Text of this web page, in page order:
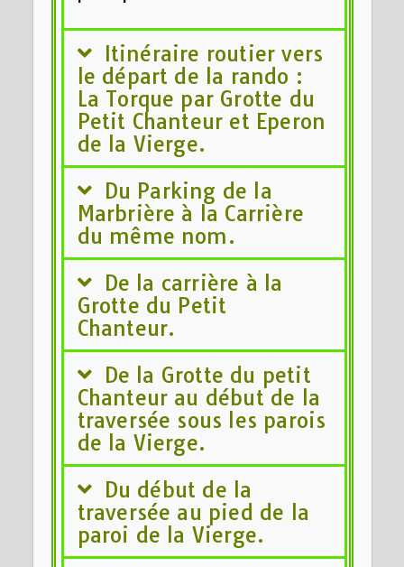
Itinéraire routier vers
le départ de la rando :
La Torque par Grotte du
Petit Chanteur et Eperon
de la Vierge.
Du Parking de la
Marbrière à la Carrière
du même nom.
De la carrière à la
Grotte du Petit
Chanteur.
De la Grotte du petit
Chanteur au début de la
traversée sous les parois
de la Vierge.
Du début de la
traversée au pied de la
paroi de la Vierge.